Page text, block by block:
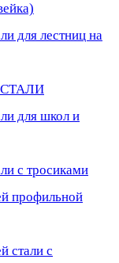
для лестниц на
для школ и
с тросиками
профильной
стали с